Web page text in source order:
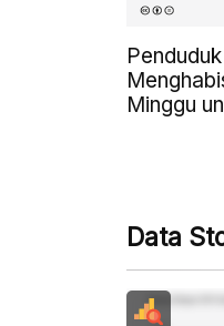
Minggu
Data